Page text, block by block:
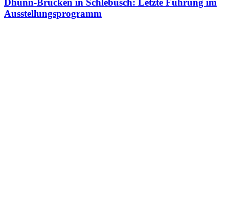
Dhünn-Brücken in Schlebusch: Letzte Führung im
Ausstellungsprogramm